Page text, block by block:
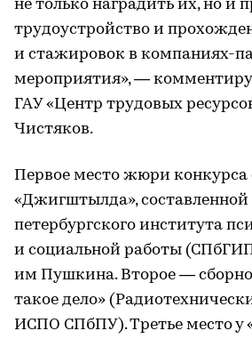
не только наградить их, но и
трудоустройство и
и стажировок в компаниях-
мероприятия», —
ГАУ «Центр трудовых
Чистяков.
Первое место жюри конкурса
«Джигштылда», составленной
петербургского института
и социальной работы
им Пушкина. Второе —
такое дело»
ИСПО СПбПУ). Третье место у